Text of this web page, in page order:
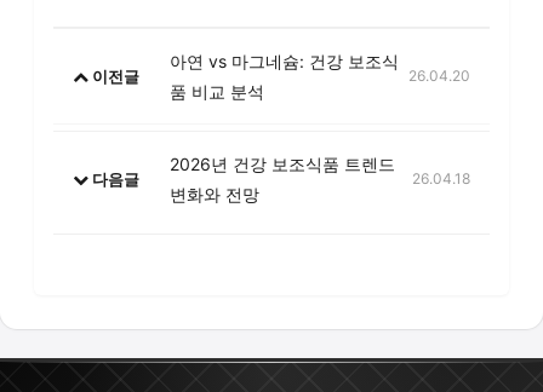
이전글
아연 vs 마그네슘: 건강 보조식
품 비교 분석
26.04.20
다음글
2026년 건강 보조식품 트렌드
변화와 전망
26.04.18